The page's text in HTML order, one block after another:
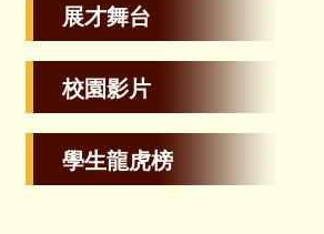
展才舞台
校園影片
學生龍虎榜